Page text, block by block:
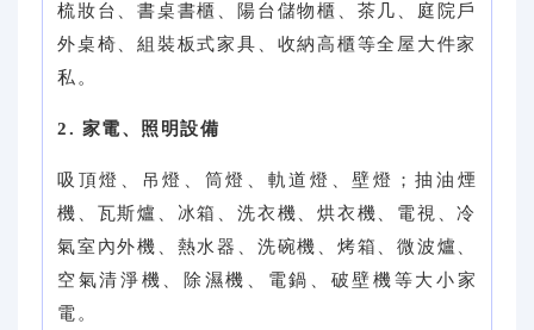
梳妝台、書桌書櫃、陽台儲物櫃、茶几、庭院戶
外桌椅、組裝板式家具、收納高櫃等全屋大件家
私。
2. 家電、照明設備
吸頂燈、吊燈、筒燈、軌道燈、壁燈；抽油煙
機、瓦斯爐、冰箱、洗衣機、烘衣機、電視、冷
氣室內外機、熱水器、洗碗機、烤箱、微波爐、
空氣清淨機、除濕機、電鍋、破壁機等大小家
電。